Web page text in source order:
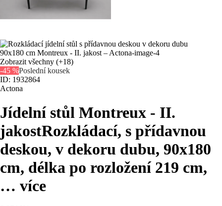
Zobrazit všechny (+18)
-45 %Poslední kousek
ID: 1932864
Actona
Jídelní stůl Montreux - II.
jakostRozkládací, s přídavnou
deskou, v dekoru dubu, 90x180
cm, délka po rozložení 219 cm,
… více